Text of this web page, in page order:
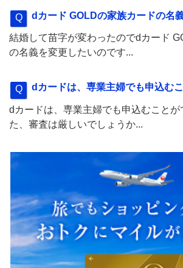
dカード GOLDの家族カードの名
結婚して苗字が変わったのでdカード
の名義を変更したいのです...
dカードは、専業主婦でも申込む
dカードは、専業主婦でも申込むことが
た、審査は厳しいでしょうか...